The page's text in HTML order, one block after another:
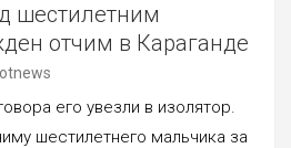
шестилетним
отчим в Караганде
его увезли в изолятор.
шестилетнего мальчика за